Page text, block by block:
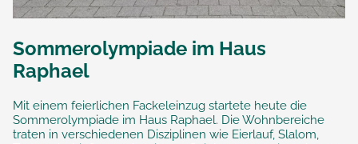
Sommerolympiade im Haus
Raphael
Mit einem feierlichen Fackeleinzug startete heute die
Sommerolympiade im Haus Raphael. Die Wohnbereiche
traten in verschiedenen Disziplinen wie Eierlauf, Slalom,